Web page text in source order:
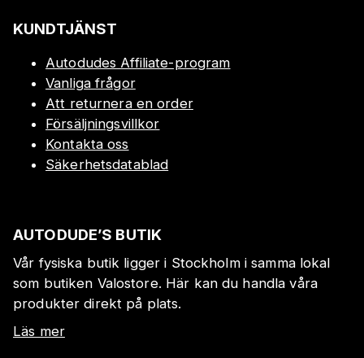
KUNDTJÄNST
Autodudes Affiliate-program
Vanliga frågor
Att returnera en order
Försäljningsvillkor
Kontakta oss
Säkerhetsdatablad
AUTODUDE’S BUTIK
Vår fysiska butik ligger i Stockholm i samma lokal
som butiken Valostore. Här kan du handla våra
produkter direkt på plats.
Läs mer